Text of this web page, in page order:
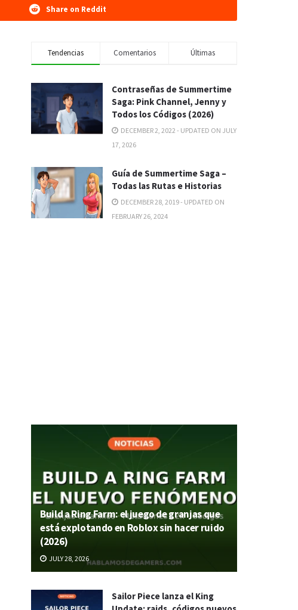
Share on Reddit
Tendencias Comentarios Últimas
Contraseñas de Summertime
Saga: Pink Channel, Jenny y
Todos los Códigos (2026)
DECEMBER 2, 2022 - UPDATED ON JULY
17, 2026
Guía de Summertime Saga –
Todas las Rutas e Historias
DECEMBER 28, 2019 - UPDATED ON
FEBRUARY 26, 2024
Build a Ring Farm: el juego de granjas que
está explotando en Roblox sin hacer ruido
(2026)
JULY 28, 2026
Sailor Piece lanza el King